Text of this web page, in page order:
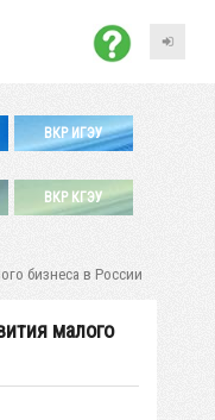
ВКР ИГЭУ
ВКР КГЭУ
бизнеса в России
малого